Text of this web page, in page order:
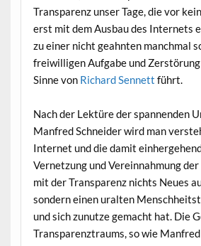
Transparenz unser Tage, die vor
erst mit dem Ausbau des Internets
zu einer nicht geahnten manchmal
freiwilligen Aufgabe und
Sinne von Richard Sennett führt.
Nach der Lektüre der spannenden
Manfred Schneider wird man
Internet und die damit
Vernetzung und Vereinnahmung
mit der Transparenz nichts Neues
sondern einen uralten
und sich zunutze gemacht hat. Die
Transparenztraums, so wie